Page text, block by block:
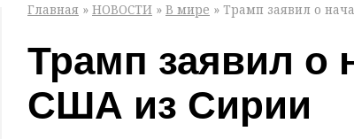
Главная » НОВОСТИ » В мире » Трамп заявил о
Трамп заявил о
США из Сирии